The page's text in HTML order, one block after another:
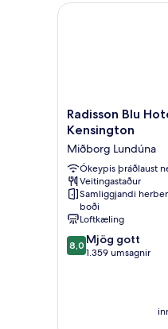
Radisson
Blu
London
South
Kensington
Miðborg
Lundúna
Radisson Blu
Kensington
Miðborg Lundúna
Ókeypis þráðlaust
Veitingastaður
Samliggjandi
boði
Loftkæling
8.0
af
8,0 Mjög gott
1.359 umsagnir
Radisson Blu